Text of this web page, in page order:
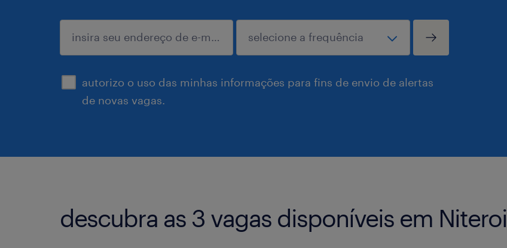
autorizo o uso das minhas informações para fins de envio de alertas
de novas vagas.
enviar
descubra as 3 vagas disponíveis em Niteroi